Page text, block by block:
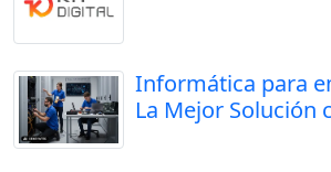
Informática para
La Mejor Solución